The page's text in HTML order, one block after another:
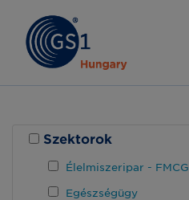
Szektorok
Élelmiszeripar - FMCG
Egészségügy